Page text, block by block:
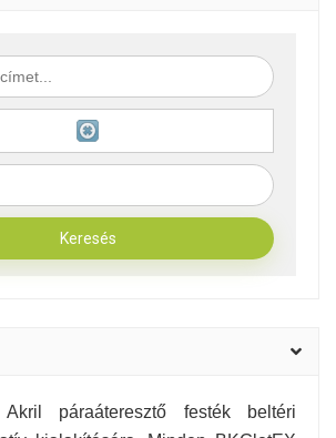
Akril páraáteresztő festék beltéri